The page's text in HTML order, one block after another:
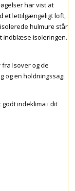
har vist at
et lettilgængeligtloft,
hulmure står
indblæse isoleringen.
Isover og de
og en holdningssag.
indeklima i dit